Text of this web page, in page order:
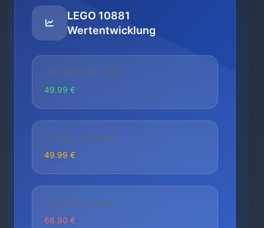
LEGO 10881
Wertentwicklung
NIEDRIGSTER PREIS
49.99 €
AKTUELLER PREIS
49.99 €
HÖCHSTER PREIS
68.90 €